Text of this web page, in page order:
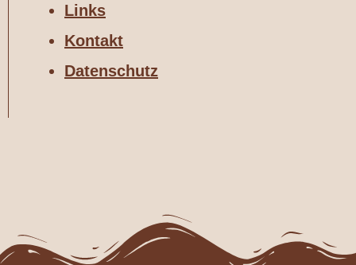
Links
Kontakt
Datenschutz